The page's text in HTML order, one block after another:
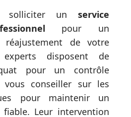
solliciter un service
pour un
de votre
disposent de
pour un contrôle
conseiller sur les
pour maintenir un
Leur intervention